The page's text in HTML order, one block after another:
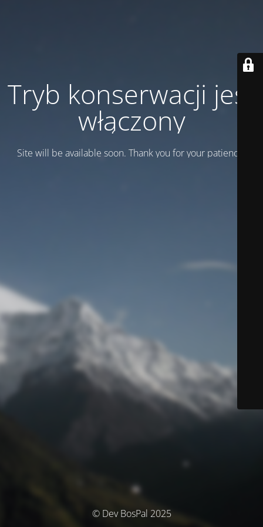
Tryb konserwacji jest
włączony
Site will be available soon. Thank you for your patience!
© Dev BosPal 2025